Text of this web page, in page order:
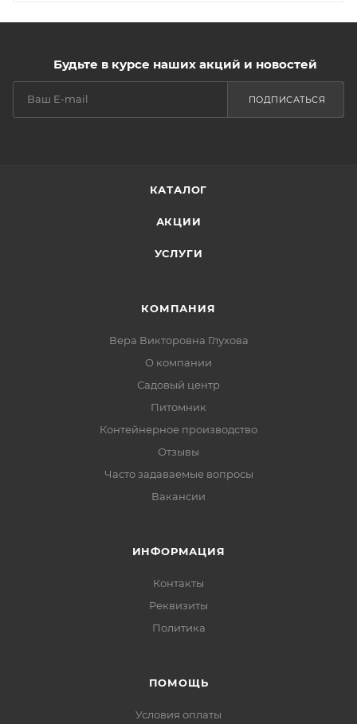
Будьте в курсе наших акций и новостей
ПОДПИСАТЬСЯ
КАТАЛОГ
АКЦИИ
УСЛУГИ
КОМПАНИЯ
Вера Викторовна Глухова
О компании
Садовый центр
Питомник
Контейнерное производство
Отзывы
Часто задаваемые вопросы
Вакансии
ИНФОРМАЦИЯ
Контакты
Реквизиты
Политика
ПОМОЩЬ
Условия оплаты